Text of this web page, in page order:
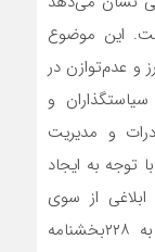
سال‌۱۳۹۷ بوده‌است. این موضوع
و عدم‌توازن در
و
و مدیریت
توجه به ایجاد
ابلاغی از سوی
گمرک در سال‌۱۳۹۸ نسبت به سال‌ ۱۳۹۷ به ۲۲۸‌بخشنامه